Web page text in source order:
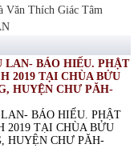
Văn Thích Giác Tâm
LAN- BÁO HIẾU. PHẬT
2019 TẠI CHÙA BỬU
HUYỆN CHƯ PĂH-
BÁO HIẾU. PHẬT
2019 TẠI CHÙA BỬU
HUYỆN CHƯ PĂH-